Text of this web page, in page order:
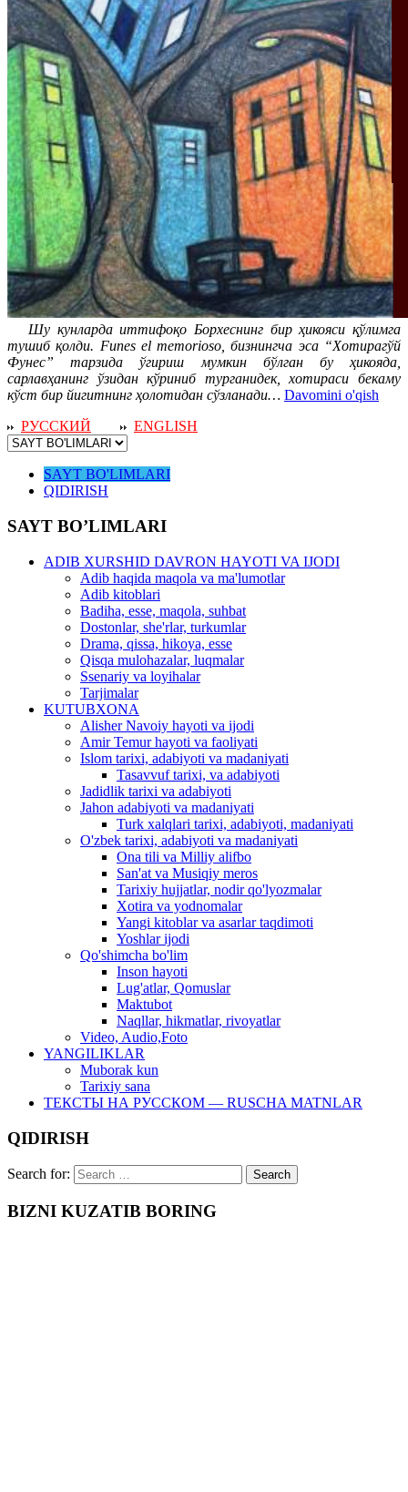
Шу кунларда иттифоқо Борхеснинг бир ҳикояси қўлимга
тушиб қолди. Funes el memorioso, бизнингча эса “Хотирагўй
Фунес” тарзида ўгириш мумкин бўлган бу ҳикояда,
сарлавҳанинг ўзидан кўриниб турганидек, хотираси бекаму
кўст бир йигитнинг ҳолотидан сўзланади… Davomini o'qish
РУССКИЙ
ENGLISH
SAYT BO'LIMLARI
QIDIRISH
SAYT BO’LIMLARI
ADIB XURSHID DAVRON HAYOTI VA IJODI
Adib haqida maqola va ma'lumotlar
Adib kitoblari
Badiha, esse, maqola, suhbat
Dostonlar, she'rlar, turkumlar
Drama, qissa, hikoya, esse
Qisqa mulohazalar, luqmalar
Ssenariy va loyihalar
Tarjimalar
KUTUBXONA
Alisher Navoiy hayoti va ijodi
Amir Temur hayoti va faoliyati
Islom tarixi, adabiyoti va madaniyati
Tasavvuf tarixi, va adabiyoti
Jadidlik tarixi va adabiyoti
Jahon adabiyoti va madaniyati
Turk xalqlari tarixi, adabiyoti, madaniyati
O'zbek tarixi, adabiyoti va madaniyati
Ona tili va Milliy alifbo
San'at va Musiqiy meros
Tarixiy hujjatlar, nodir qo'lyozmalar
Xotira va yodnomalar
Yangi kitoblar va asarlar taqdimoti
Yoshlar ijodi
Qo'shimcha bo'lim
Inson hayoti
Lug'atlar, Qomuslar
Maktubot
Naqllar, hikmatlar, rivoyatlar
Video, Audio,Foto
YANGILIKLAR
Muborak kun
Tarixiy sana
ТЕКСТЫ НА РУССКОМ — RUSCHA MATNLAR
QIDIRISH
Search for:
BIZNI KUZATIB BORING